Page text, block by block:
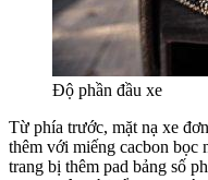
Độ phần đầu xe
Từ phía trước, mặt nạ xe
thêm với miếng cacbon bọc
trang bị thêm pad bảng số